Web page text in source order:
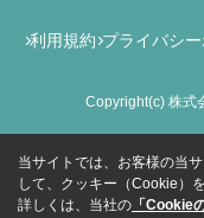
利用規約 プライバシ
Copyright(c) 株式
当サイトでは、お客様の当
して、クッキー（Cookie）
詳しくは、当社の 「Cookie